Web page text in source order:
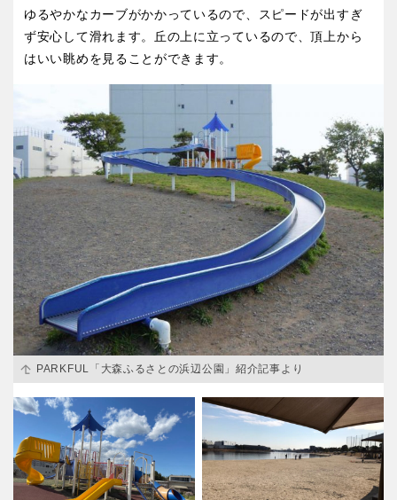
ゆるやかなカーブがかかっているので、スピードが出すぎ
ず安心して滑れます。丘の上に立っているので、頂上から
はいい眺めを見ることができます。
PARKFUL「大森ふるさとの浜辺公園」紹介記事より